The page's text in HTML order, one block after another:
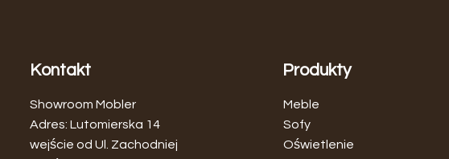
Kontakt
Showroom Mobler
Adres: Lutomierska 14
wejście od Ul. Zachodniej
Produkty
Meble
Sofy
Oświetlenie